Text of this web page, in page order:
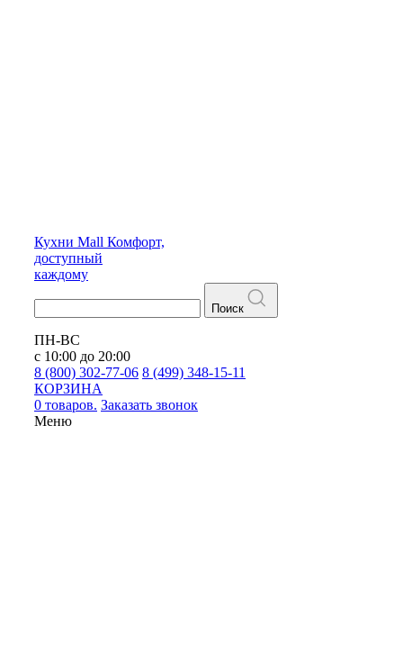
Кухни Mall Комфорт,
доступный
каждому
Поиск
ПН-ВС
с 10:00 до 20:00
8 (800) 302-77-06 8 (499) 348-15-11
КОРЗИНА
0 товаров. Заказать звонок
Меню